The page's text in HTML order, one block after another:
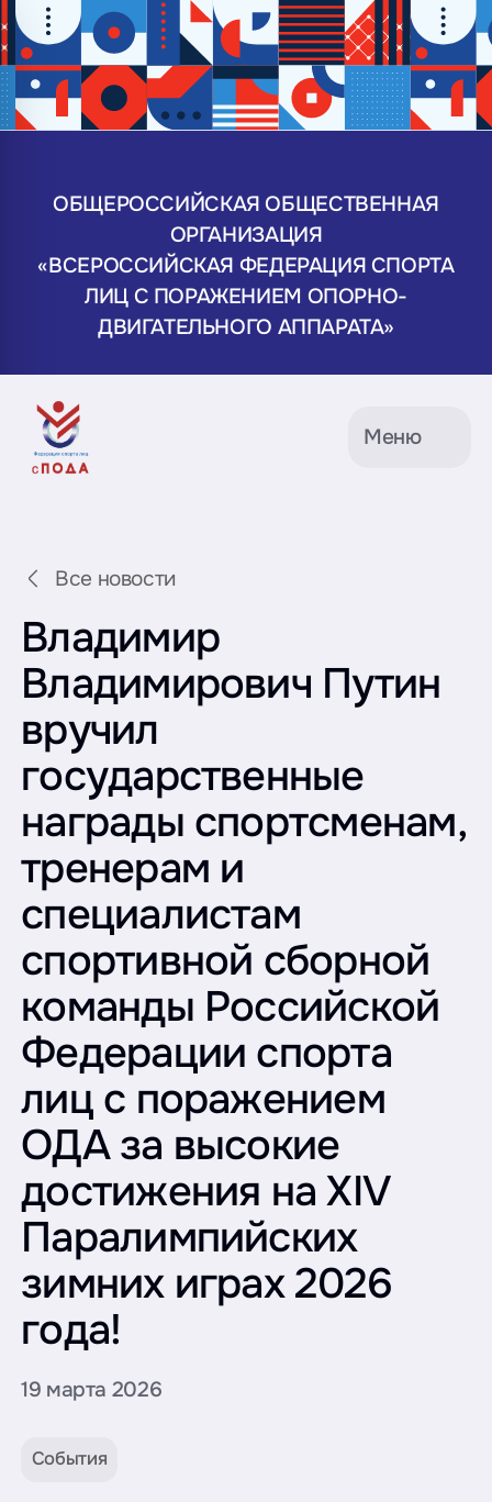
ОБЩЕРОССИЙСКАЯ ОБЩЕСТВЕННАЯ
ОРГАНИЗАЦИЯ
«ВСЕРОССИЙСКАЯ ФЕДЕРАЦИЯ СПОРТА
ЛИЦ С ПОРАЖЕНИЕМ ОПОРНО-
ДВИГАТЕЛЬНОГО АППАРАТА»
Меню
Все новости
Владимир
Владимирович Путин
вручил
государственные
награды спортсменам,
тренерам и
специалистам
спортивной сборной
команды Российской
Федерации спорта
лиц с поражением
ОДА за высокие
достижения на XIV
Паралимпийских
зимних играх 2026
года!
19 марта 2026
События